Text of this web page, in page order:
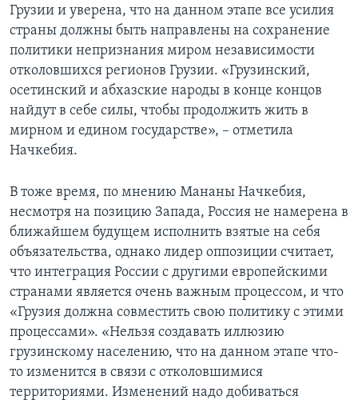
Грузии и уверена, что на данном этапе все усилия
страны должны быть направлены на сохранение
политики непризнания миром независимости
отколовшихся регионов Грузии. «Грузинский,
осетинский и абхазские народы в конце концов
найдут в себе силы, чтобы продолжить жить в
мирном и едином государстве», – отметила
Начкебия.
В тоже время, по мнению Мананы Начкебия,
несмотря на позицию Запада, Россия не намерена в
ближайшем будущем исполнить взятые на себя
объязательства, однако лидер оппозиции считает,
что интеграция России с другими европейскими
странами является очень важным процессом, и что
«Грузия должна совместить свою политику с этими
процессами». «Нельзя создавать иллюзию
грузинскому населению, что на данном этапе что-
то изменится в связи с отколовшимися
территориями. Изменений надо добиваться